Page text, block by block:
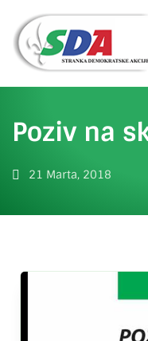
Poziv na
21 Marta, 2018